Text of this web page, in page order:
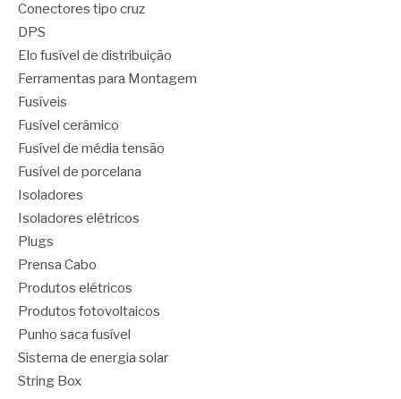
Conectores tipo cruz
DPS
Elo fusível de distribuição
Ferramentas para Montagem
Fusíveis
Fusível cerâmico
Fusível de média tensão
Fusível de porcelana
Isoladores
Isoladores elétricos
Plugs
Prensa Cabo
Produtos elétricos
Produtos fotovoltaicos
Punho saca fusível
Sistema de energia solar
String Box